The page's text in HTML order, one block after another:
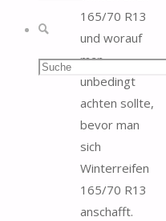
Suchen
165/70 R13
und worauf
man
unbedingt
achten sollte,
bevor man
sich
Winterreifen
165/70 R13
anschafft.